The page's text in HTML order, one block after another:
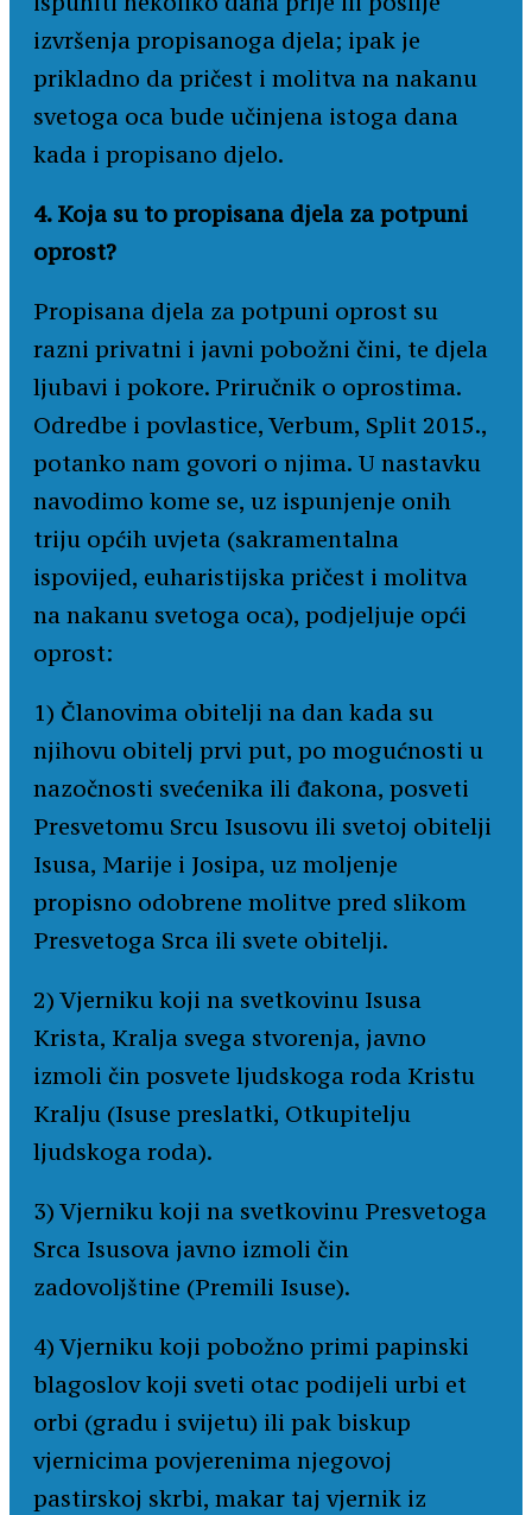
izvršenja propisanoga djela; ipak je
prikladno da pričest i molitva na nakanu
svetoga oca bude učinjena istoga dana
kada i propisano djelo.
4. Koja su to propisana djela za potpuni
oprost?
Propisana djela za potpuni oprost su
razni privatni i javni pobožni čini, te djela
ljubavi i pokore. Priručnik o oprostima.
Odredbe i povlastice, Verbum, Split 2015.,
potanko nam govori o njima. U nastavku
navodimo kome se, uz ispunjenje onih
triju općih uvjeta (sakramentalna
ispovijed, euharistijska pričest i molitva
na nakanu svetoga oca), podjeljuje opći
oprost:
1) Članovima obitelji na dan kada su
njihovu obitelj prvi put, po mogućnosti u
nazočnosti svećenika ili đakona, posveti
Presvetomu Srcu Isusovu ili svetoj obitelji
Isusa, Marije i Josipa, uz moljenje
propisno odobrene molitve pred slikom
Presvetoga Srca ili svete obitelji.
2) Vjerniku koji na svetkovinu Isusa
Krista, Kralja svega stvorenja, javno
izmoli čin posvete ljudskoga roda Kristu
Kralju (Isuse preslatki, Otkupitelju
ljudskoga roda).
3) Vjerniku koji na svetkovinu Presvetoga
Srca Isusova javno izmoli čin
zadovoljštine (Premili Isuse).
4) Vjerniku koji pobožno primi papinski
blagoslov koji sveti otac podijeli urbi et
orbi (gradu i svijetu) ili pak biskup
vjernicima povjerenima njegovoj
pastirskoj skrbi, makar taj vjernik iz